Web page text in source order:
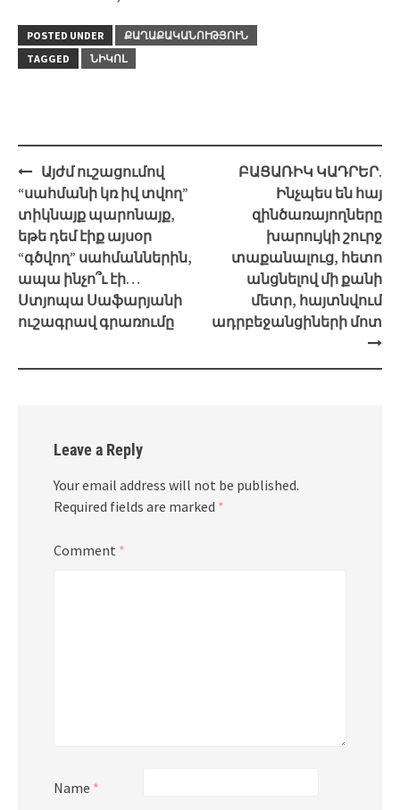
POSTED UNDER
ՔԱՂԱՔԱԿԱՆՈՒԹՅՈՒՆ
TAGGED
ՆԻԿՈԼ
Post
navigation
Այժմ ուշացումով
“սահմանի կռ իվ տվող”
տիկնայք պարոնայք,
եթե դեմ էիք այսօր
“գծվող” սահմաններին,
ապա ինչո՞ւ էի…
Ստյոպա Սաֆարյանի
ուշագրավ գրառումը
ԲԱՑԱՌԻԿ ԿԱԴՐԵՐ.
Ինչպես են հայ
զինծառայողները
խարույկի շուրջ
տաքանալուց, հետո
անցնելով մի քանի
մետր, հայտնվում
ադրբեջանցիների մոտ
Leave a Reply
Your email address will not be published.
Required fields are marked *
Comment *
Name *